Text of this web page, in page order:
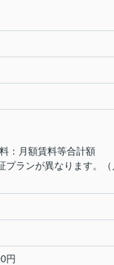
：月額賃料等合計額
プランが異なります。（
円